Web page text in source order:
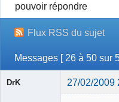
pouvoir répondre
Flux RSS du sujet
Messages [ 26 à 50 sur
DrK 27/02/2009